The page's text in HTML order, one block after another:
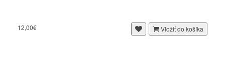
12,00€ Vložiť do košíka